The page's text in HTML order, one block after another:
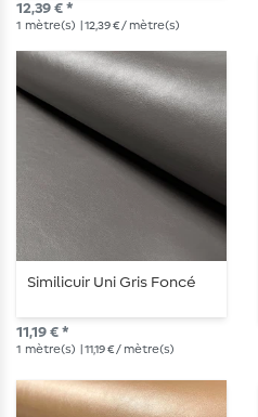
12,39 € *
1 mètre(s) | 12,39 € / mètre(s)
Similicuir Uni Gris Foncé
11,19 € *
1 mètre(s) | 11,19 € / mètre(s)